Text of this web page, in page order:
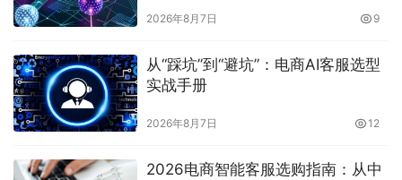
2026年8月7日 9
从“踩坑”到“避坑”：电商AI客服选型
实战手册
2026年8月7日 12
2026电商智能客服选购指南：从中